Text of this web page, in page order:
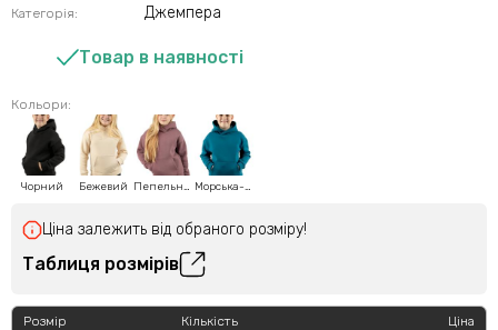
Категорія: Джемпера
Товар в наявності
Кольори:
Чорний Бежевий Пепельно-рожевий Морська-хвиля
Ціна залежить від обраного розміру!
Таблиця розмірів
Розмір Кількість Ціна